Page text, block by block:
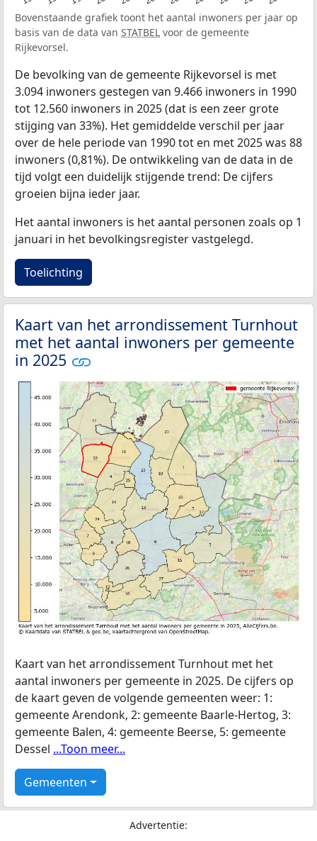
Bovenstaande grafiek toont het aantal inwoners per jaar op
basis van de data van STATBEL voor de gemeente
Rijkevorsel.
De bevolking van de gemeente Rijkevorsel is met
3.094 inwoners gestegen van 9.466 inwoners in 1990
tot 12.560 inwoners in 2025 (dat is een zeer grote
stijging van 33%). Het gemiddelde verschil per jaar
over de hele periode van 1990 tot en met 2025 was 88
inwoners (0,81%). De ontwikkeling van de data in de
tijd volgt een duidelijk stijgende trend: De cijfers
groeien bijna ieder jaar.
Het aantal inwoners is het aantal personen zoals op 1
januari in het bevolkingsregister vastgelegd.
Toelichting
Kaart van het arrondissement Turnhout
met het aantal inwoners per gemeente
in 2025
Kaart van het arrondissement Turnhout met het
aantal inwoners per gemeente in 2025. De cijfers op
de kaart geven de volgende gemeenten weer: 1:
gemeente Arendonk, 2: gemeente Baarle-Hertog, 3:
gemeente Balen, 4: gemeente Beerse, 5: gemeente
Dessel ...Toon meer...
Gemeenten
Advertentie: